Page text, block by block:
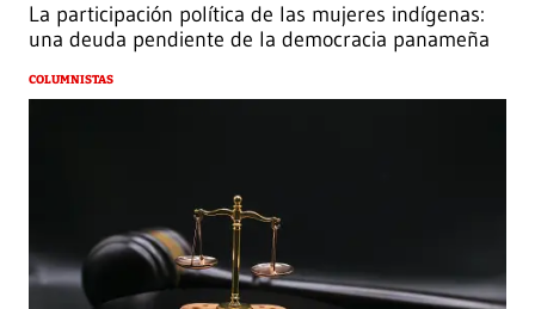
La participación política de las mujeres indígenas:
una deuda pendiente de la democracia panameña
COLUMNISTAS